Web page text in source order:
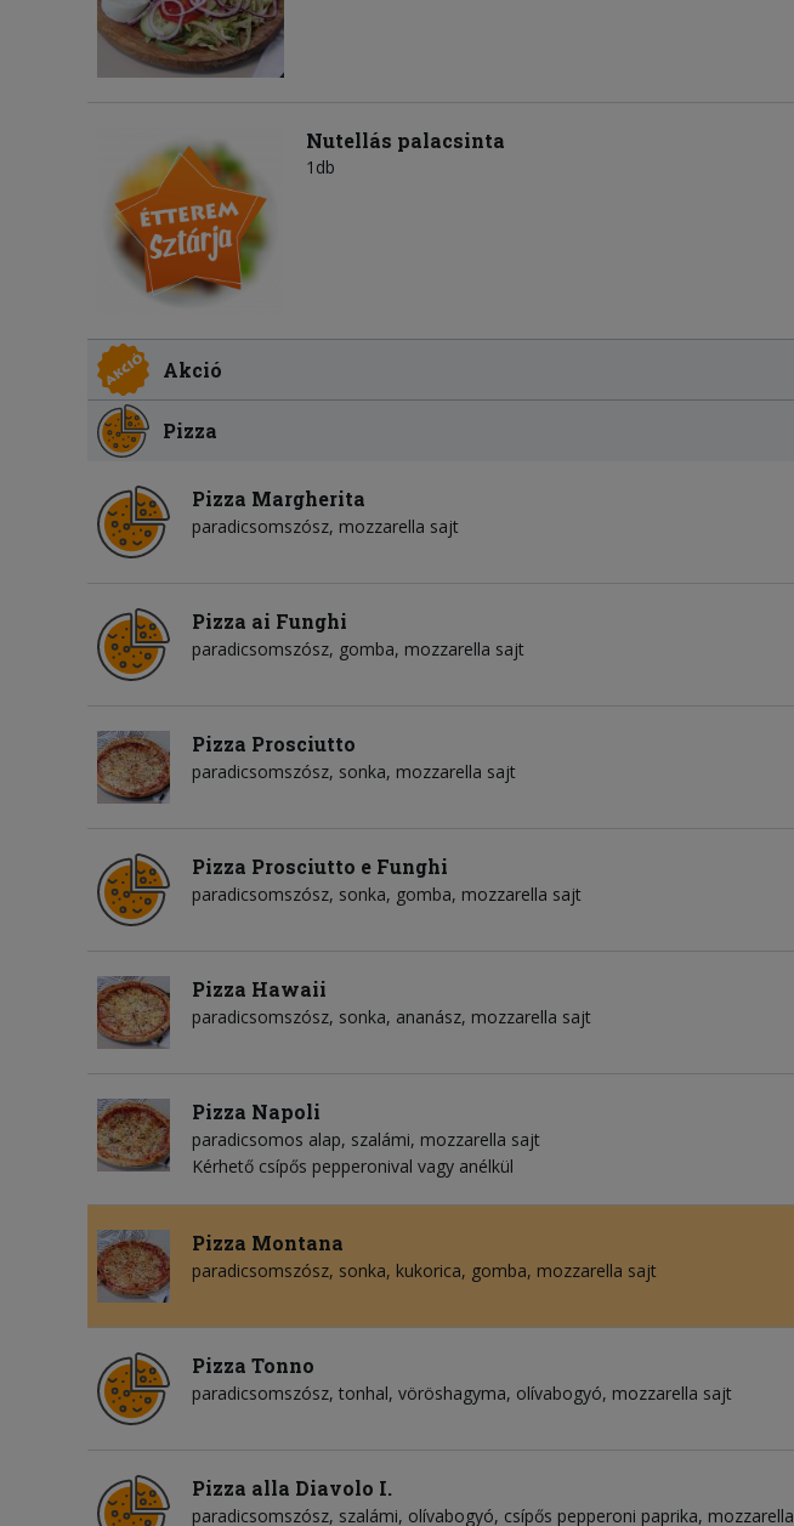
Nutellás palacsinta
1db
Akció
Pizza
Pizza Margherita
paradicsomszósz mozzarella sajt
Pizza ai Funghi
paradicsomszósz gomba mozzarella sajt
Pizza Prosciutto
paradicsomszósz sonka mozzarella sajt
Pizza Prosciutto e Funghi
paradicsomszósz sonka gomba mozzarella sajt
Pizza Hawaii
paradicsomszósz sonka ananász mozzarella sajt
Pizza Napoli
paradicsomos alap szalámi mozzarella sajt
Kérhető csípős pepperonival vagy anélkül
Pizza Montana
paradicsomszósz sonka kukorica gomba mozzarella sajt
Pizza Tonno
paradicsomszósz tonhal vöröshagyma olívabogyó mozzarella sajt
Pizza alla Diavolo I.
paradicsomszósz szalámi olívabogyó csípős pepperoni paprika mozzarella